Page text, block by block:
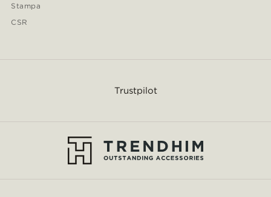
Stampa
CSR
Trustpilot